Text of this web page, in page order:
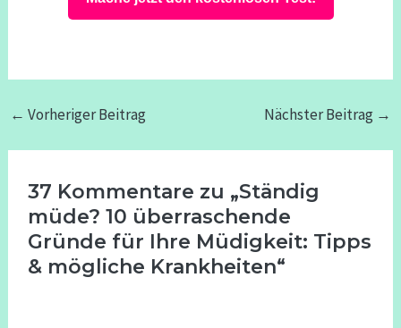
← Vorheriger Beitrag Nächster Beitrag →
37 Kommentare zu „Ständig
müde? 10 überraschende
Gründe für Ihre Müdigkeit: Tipps
& mögliche Krankheiten“